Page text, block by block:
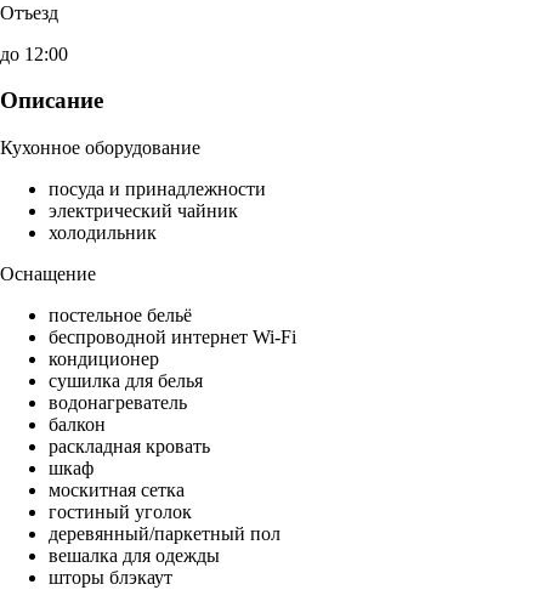
Отъезд
до 12:00
Описание
Кухонное оборудование
посуда и принадлежности
электрический чайник
холодильник
Оснащение
постельное бельё
беспроводной интернет Wi-Fi
кондиционер
сушилка для белья
водонагреватель
балкон
раскладная кровать
шкаф
москитная сетка
гостиный уголок
деревянный/паркетный пол
вешалка для одежды
шторы блэкаут